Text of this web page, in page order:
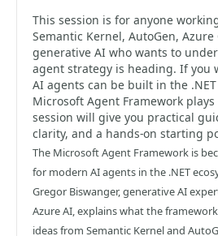
This session is for anyone
Semantic Kernel, AutoGen,
generative AI who wants to
agent strategy is heading. If you
AI agents can be built in the
Microsoft Agent Framework
session will give you practical
clarity, and a hands-on starting
The Microsoft Agent Framework is
for modern AI agents in the .NET
Gregor Biswanger, generative AI
Azure AI, explains what the
ideas from Semantic Kernel and